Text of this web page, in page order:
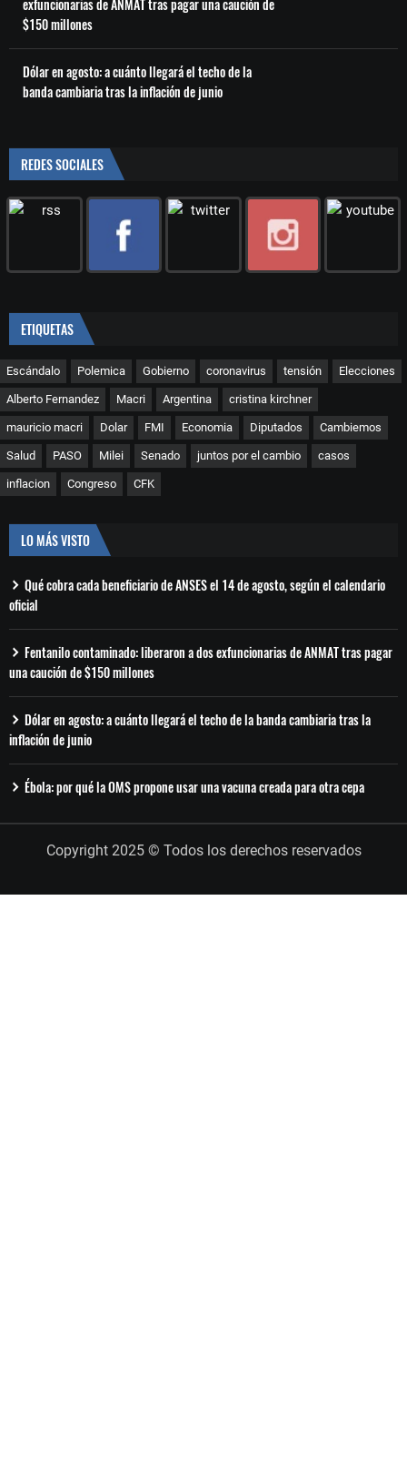
exfuncionarias de ANMAT tras pagar una caución de
$150 millones
Dólar en agosto: a cuánto llegará el techo de la
banda cambiaria tras la inflación de junio
REDES SOCIALES
ETIQUETAS
Escándalo Polemica Gobierno coronavirus tensión Elecciones
Alberto Fernandez Macri Argentina cristina kirchner
mauricio macri Dolar FMI Economia Diputados Cambiemos
Salud PASO Milei Senado juntos por el cambio casos
inflacion Congreso CFK
LO MÁS VISTO
Qué cobra cada beneficiario de ANSES el 14 de agosto, según el calendario
oficial
Fentanilo contaminado: liberaron a dos exfuncionarias de ANMAT tras pagar
una caución de $150 millones
Dólar en agosto: a cuánto llegará el techo de la banda cambiaria tras la
inflación de junio
Ébola: por qué la OMS propone usar una vacuna creada para otra cepa
Copyright 2025 © Todos los derechos reservados